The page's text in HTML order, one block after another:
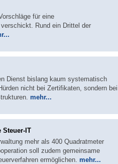
für eine
Rund ein Drittel der
Dienst bislang kaum systematisch
nicht bei Zertifikaten, sondern bei
mehr...
Steuer-IT
mehr als 400 Quadratmeter
soll zudem gemeinsame
ermöglichen. mehr...